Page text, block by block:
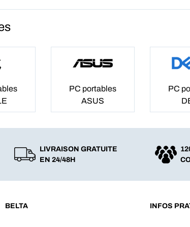
PC portables
ASUS
PC
LIVRAISON GRATUITE
EN 24/48H
BELTA INFOS